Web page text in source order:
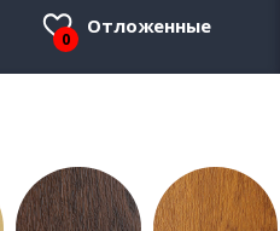
0
Отложенные